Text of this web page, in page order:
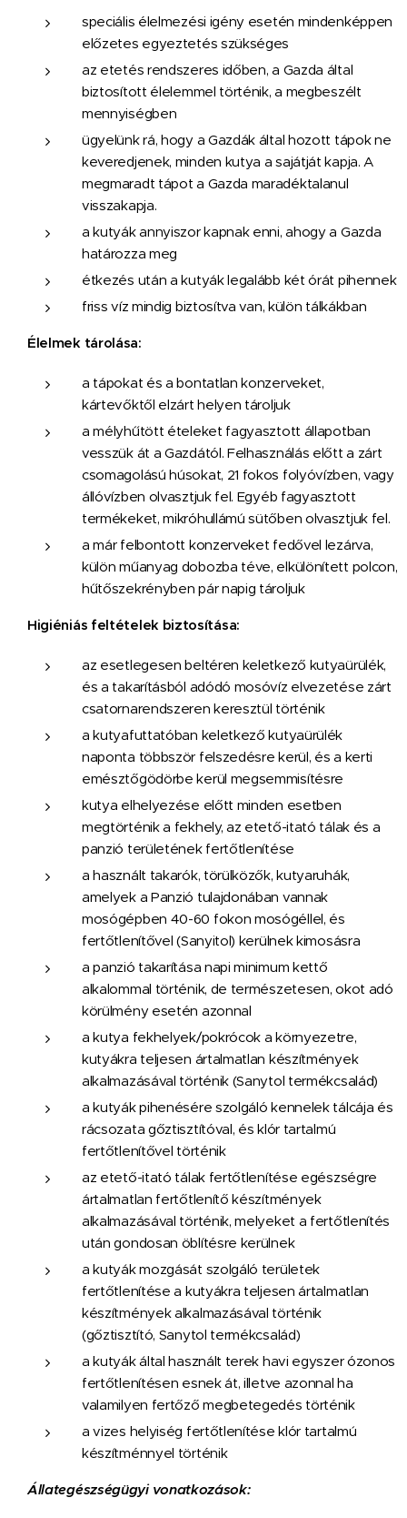
speciális élelmezési igény esetén mindenképpen
előzetes egyeztetés szükséges
az etetés rendszeres időben, a Gazda által
biztosított élelemmel történik, a megbeszélt
mennyiségben
ügyelünk rá, hogy a Gazdák által hozott tápok ne
keveredjenek, minden kutya a sajátját kapja. A
megmaradt tápot a Gazda maradéktalanul
visszakapja.
a kutyák annyiszor kapnak enni, ahogy a Gazda
határozza meg
étkezés után a kutyák legalább két órát pihennek
friss víz mindig biztosítva van, külön tálkákban
Élelmek tárolása:
a tápokat és a bontatlan konzerveket,
kártevőktől elzárt helyen tároljuk
a mélyhűtött ételeket fagyasztott állapotban
vesszük át a Gazdától. Felhasználás előtt a zárt
csomagolású húsokat, 21 fokos folyóvízben, vagy
állóvízben olvasztjuk fel. Egyéb fagyasztott
termékeket, mikróhullámú sütőben olvasztjuk fel.
a már felbontott konzerveket fedővel lezárva,
külön műanyag dobozba téve, elkülönített polcon,
hűtőszekrényben pár napig tároljuk
Higiéniás feltételek biztosítása:
az esetlegesen beltéren keletkező kutyaürülék,
és a takarításból adódó mosóvíz elvezetése zárt
csatornarendszeren keresztül történik
a kutyafuttatóban keletkező kutyaürülék
naponta többször felszedésre kerül, és a kerti
emésztőgödörbe kerül megsemmisítésre
kutya elhelyezése előtt minden esetben
megtörténik a fekhely, az etető-itató tálak és a
panzió területének fertőtlenítése
a használt takarók, törülközők, kutyaruhák,
amelyek a Panzió tulajdonában vannak
mosógépben 40-60 fokon mosógéllel, és
fertőtlenítővel (Sanyitol) kerülnek kimosásra
a panzió takarítása napi minimum kettő
alkalommal történik, de természetesen, okot adó
körülmény esetén azonnal
a kutya fekhelyek/pokrócok a környezetre,
kutyákra teljesen ártalmatlan készítmények
alkalmazásával történik (Sanytol termékcsalád)
a kutyák pihenésére szolgáló kennelek tálcája és
rácsozata gőztisztítóval, és klór tartalmú
fertőtlenítővel történik
az etető-itató tálak fertőtlenítése egészségre
ártalmatlan fertőtlenítő készítmények
alkalmazásával történik, melyeket a fertőtlenítés
után gondosan öblítésre kerülnek
a kutyák mozgását szolgáló területek
fertőtlenítése a kutyákra teljesen ártalmatlan
készítmények alkalmazásával történik
(gőztisztító, Sanytol termékcsalád)
a kutyák által használt terek havi egyszer ózonos
fertőtlenítésen esnek át, illetve azonnal ha
valamilyen fertőző megbetegedés történik
a vizes helyiség fertőtlenítése klór tartalmú
készítménnyel történik
Állategészségügyi vonatkozások: